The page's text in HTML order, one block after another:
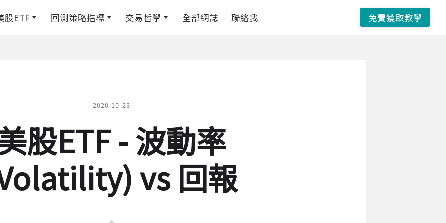
股ETF 回測策略指標 交易哲學 全部網誌 聯絡我 免費獲取教學
2020-10-23
股ETF - 波動率
vs 回報